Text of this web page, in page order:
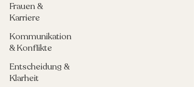
Frauen &
Karriere
Kommunikation
& Konflikte
Entscheidung &
Klarheit